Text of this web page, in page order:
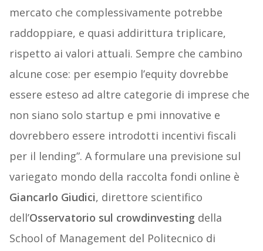
mercato che complessivamente potrebbe
raddoppiare, e quasi addirittura triplicare,
rispetto ai valori attuali. Sempre che cambino
alcune cose: per esempio l’equity dovrebbe
essere esteso ad altre categorie di imprese che
non siano solo startup e pmi innovative e
dovrebbero essere introdotti incentivi fiscali
per il lending”. A formulare una previsione sul
variegato mondo della raccolta fondi online è
Giancarlo Giudici, direttore scientifico
dell’Osservatorio sul crowdinvesting della
School of Management del Politecnico di